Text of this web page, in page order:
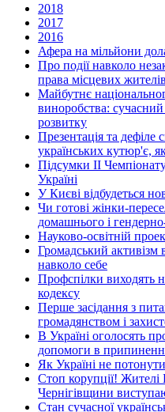
2018
2017
2016
Афера на мільйони
Про події навколо
права місцевих жителів
Майбутнє
виноробства:
розвитку
Презентація та дефіле
українських кутюр'є,
Підсумки ІІ
Україні
У Києві відбудеться
Чи готові жінки-
домашнього і
Науково-освітній
Громадський активізм
навколо себе
Профспілки виходять
кодексу
Перше засідання з
громадянством і
В Україні оголосять
допомоги в
Як Україні не потонути
Стоп корупції! Жителі
Чернігівщини
Стан сучасної